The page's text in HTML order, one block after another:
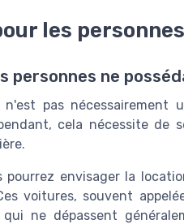
les
personnes ne
n'est pas nécessairement
cela nécessite de
pourrez envisager la
voitures, souvent
ne dépassent